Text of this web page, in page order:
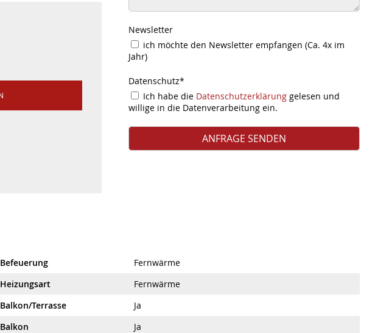
Newsletter
ich möchte den Newsletter empfangen (Ca. 4x im
Jahr)
Datenschutz*
Ich habe die Datenschutzerklärung gelesen und
willige in die Datenverarbeitung ein.
Balkon/Terrasse
Ja
Balkon
Ja
Küche
IndMulti1319Select55
Stellplatz
Ja